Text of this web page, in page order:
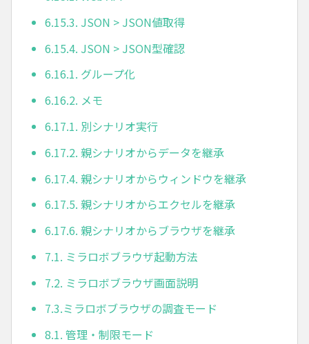
6.15.3. JSON > JSON値取得
6.15.4. JSON > JSON型確認
6.16.1. グループ化
6.16.2. メモ
6.17.1. 別シナリオ実行
6.17.2. 親シナリオからデータを継承
6.17.4. 親シナリオからウィンドウを継承
6.17.5. 親シナリオからエクセルを継承
6.17.6. 親シナリオからブラウザを継承
7.1. ミラロボブラウザ起動方法
7.2. ミラロボブラウザ画面説明
7.3.ミラロボブラウザの調査モード
8.1. 管理・制限モード